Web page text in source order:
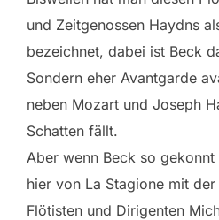
und Zeitgenossen Haydns
bezeichnet, dabei ist Beck
Sondern eher Avantgarde
neben Mozart und Joseph
Schatten fällt.
Aber wenn Beck so
hier von La Stagione mit
Flötisten und Dirigenten